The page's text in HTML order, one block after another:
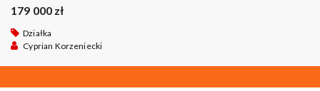
179 000 zł
Działka
Cyprian Korzeniecki